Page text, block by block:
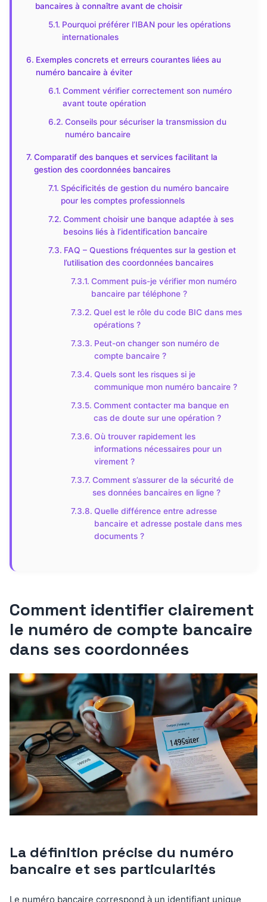
bancaires à connaître avant de choisir
Pourquoi préférer l’IBAN pour les opérations
internationales
Exemples concrets et erreurs courantes liées au
numéro bancaire à éviter
Comment vérifier correctement son numéro
avant toute opération
Conseils pour sécuriser la transmission du
numéro bancaire
Comparatif des banques et services facilitant la
gestion des coordonnées bancaires
Spécificités de gestion du numéro bancaire
pour les comptes professionnels
Comment choisir une banque adaptée à ses
besoins liés à l’identification bancaire
FAQ – Questions fréquentes sur la gestion et
l’utilisation des coordonnées bancaires
Comment puis-je vérifier mon numéro
bancaire par téléphone ?
Quel est le rôle du code BIC dans mes
opérations ?
Peut-on changer son numéro de
compte bancaire ?
Quels sont les risques si je
communique mon numéro bancaire ?
Comment contacter ma banque en
cas de doute sur une opération ?
Où trouver rapidement les
informations nécessaires pour un
virement ?
Comment s’assurer de la sécurité de
ses données bancaires en ligne ?
Quelle différence entre adresse
bancaire et adresse postale dans mes
documents ?
Comment identifier clairement
le numéro de compte bancaire
dans ses coordonnées
La définition précise du numéro
bancaire et ses particularités
Le numéro bancaire correspond à un identifiant unique